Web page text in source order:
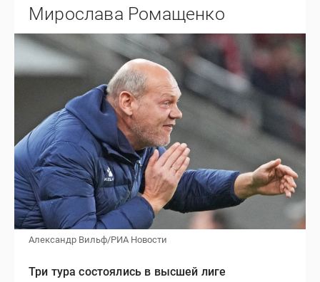
Мирослава Ромащенко
Александр Вильф/РИА Новости
Три тура состоялись в высшей лиге